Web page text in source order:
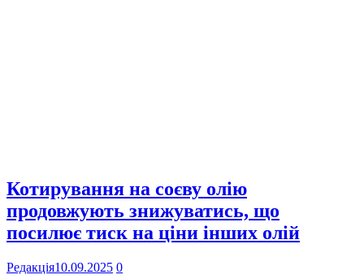
Котирування на соєву олію
продовжують знижуватись, що
посилює тиск на ціни інших олій
Редакція10.09.2025 0